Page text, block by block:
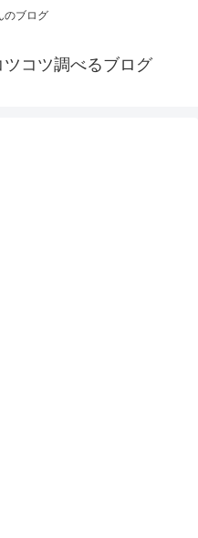
のブログ
コツ調べるブログ